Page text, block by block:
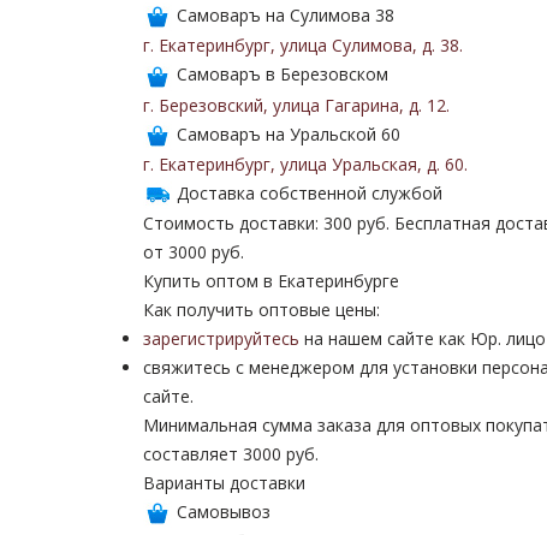
Самоваръ на Сулимова 38
г. Екатеринбург, улица Сулимова, д. 38.
Самоваръ в Березовском
г. Березовский, улица Гагарина, д. 12.
Самоваръ на Уральской 60
г. Екатеринбург, улица Уральская, д. 60.
Доставка собственной службой
Стоимость доставки: 300 руб. Бесплатная
от 3000 руб.
Купить оптом в Екатеринбурге
Как получить оптовые цены:
зарегистрируйтесь на нашем сайте как Юр.
свяжитесь с менеджером для установки
сайте.
Минимальная сумма заказа для оптовых
составляет 3000 руб.
Варианты доставки
Самовывоз